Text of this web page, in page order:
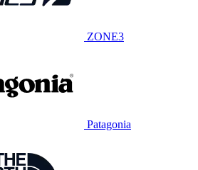
ZONE3
Patagonia